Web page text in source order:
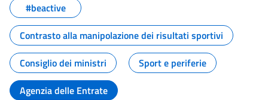
#beactive
Contrasto alla manipolazione dei risultati sportivi
Consiglio dei ministri
Sport e periferie
Agenzia delle Entrate